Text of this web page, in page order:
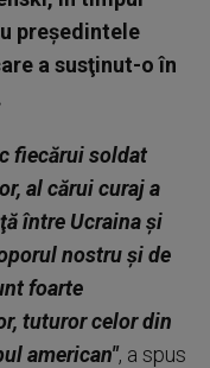
preşedintele
a susţinut-o în
fiecărui soldat
al cărui curaj a
între Ucraina şi
nostru şi de
foarte
tuturor celor din
american", a spus